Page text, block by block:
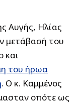
Αυγής, Ηλίας
μετάβασή του
και
του ήρωα
. Ο κ. Καμμένος
οπότε ως